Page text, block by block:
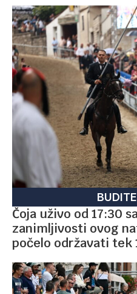
Čoja uživo od 17:30
zanimljivosti ovog
počelo održavati tek